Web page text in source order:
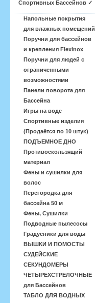
Спортивных Бассейнов ✓
Напольные покрытия
для влажных помещений
Поручни для бассейнов
и крепления Flexinox
Поручни для людей с
ограниченными
возможностями
Панели поворота для
Бассейна
Игры на воде
Спортивные изделия
(Продаётся по 10 штук)
ПОДЪЕМНОЕ ДНО
Противоскользящий
материал
Фены и сушилки для
волос
Перегородка для
бассейна 50 м
Фены, Сушилки
Подводные пылесосы
Градусники для воды
ВЫШКИ И ПОМОСТЫ
СУДЕЙСКИЕ
СЕКУНДОМЕРЫ
ЧЕТЫРЕХСТРЕЛОЧНЫЕ
для Бассейнов
ТАБЛО ДЛЯ ВОДНЫХ